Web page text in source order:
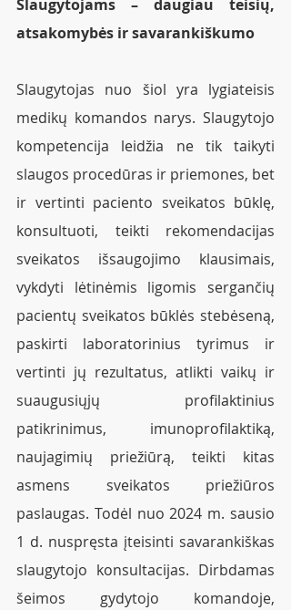
Slaugytojams – daugiau teisių,
atsakomybės ir savarankiškumo
Slaugytojas nuo šiol yra lygiateisis
medikų komandos narys. Slaugytojo
kompetencija leidžia ne tik taikyti
slaugos procedūras ir priemones, bet
ir vertinti paciento sveikatos būklę,
konsultuoti, teikti rekomendacijas
sveikatos išsaugojimo klausimais,
vykdyti lėtinėmis ligomis sergančių
pacientų sveikatos būklės stebėseną,
paskirti laboratorinius tyrimus ir
vertinti jų rezultatus, atlikti vaikų ir
suaugusiųjų profilaktinius
patikrinimus, imunoprofilaktiką,
naujagimių priežiūrą, teikti kitas
asmens sveikatos priežiūros
paslaugas. Todėl nuo 2024 m. sausio
1 d. nuspręsta įteisinti savarankiškas
slaugytojo konsultacijas. Dirbdamas
šeimos gydytojo komandoje,